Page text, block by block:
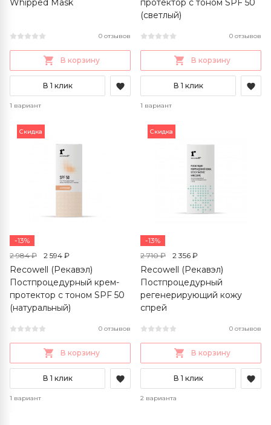
Whipped Mask
0 отзывов
В корзину
В 1 клик
1 вариант
протектор с тоном SPF 50
(светлый)
0 отзывов
В корзину
В 1 клик
1 вариант
Скидка
2 984 ₽ 2 594 ₽
-13%
Recowell (Рекавэл)
Постпроцедурный крем-
протектор с тоном SPF 50
(натуральный)
0 отзывов
В корзину
В 1 клик
1 вариант
Скидка
2 710 ₽ 2 356 ₽
-13%
Recowell (Рекавэл)
Постпроцедурный
регенерирующий кожу
спрей
0 отзывов
В корзину
В 1 клик
2 варианта